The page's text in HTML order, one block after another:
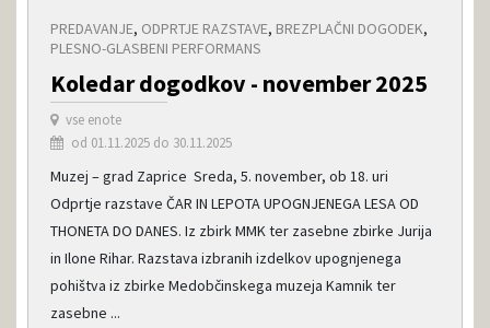
PREDAVANJE, ODPRTJE RAZSTAVE, BREZPLAČNI DOGODEK,
PLESNO-GLASBENI PERFORMANS
Koledar dogodkov - november 2025
vse enote
od 01.11.2025 do 30.11.2025
Muzej – grad Zaprice Sreda, 5. november, ob 18. uri
Odprtje razstave ČAR IN LEPOTA UPOGNJENEGA LESA OD
THONETA DO DANES. Iz zbirk MMK ter zasebne zbirke Jurija
in Ilone Rihar. Razstava izbranih izdelkov upognjenega
pohištva iz zbirke Medobčinskega muzeja Kamnik ter
zasebne ...